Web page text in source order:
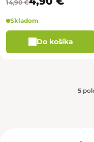
14,90 €
Skladom
Do košíka
5